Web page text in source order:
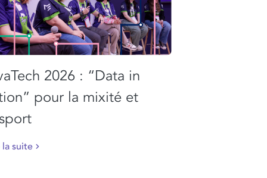
2026 : “Data in
pour la mixité et
la suite